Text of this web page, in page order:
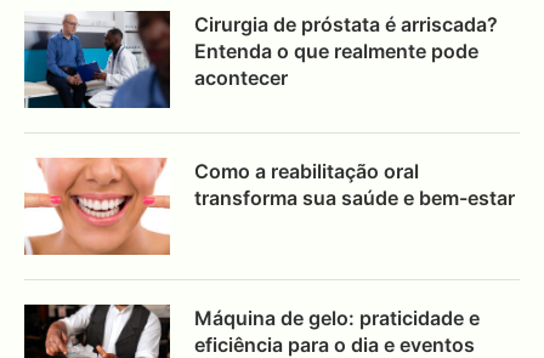
Cirurgia de próstata é arriscada?
Entenda o que realmente pode
acontecer
Como a reabilitação oral
transforma sua saúde e bem-estar
Máquina de gelo: praticidade e
eficiência para o dia e eventos